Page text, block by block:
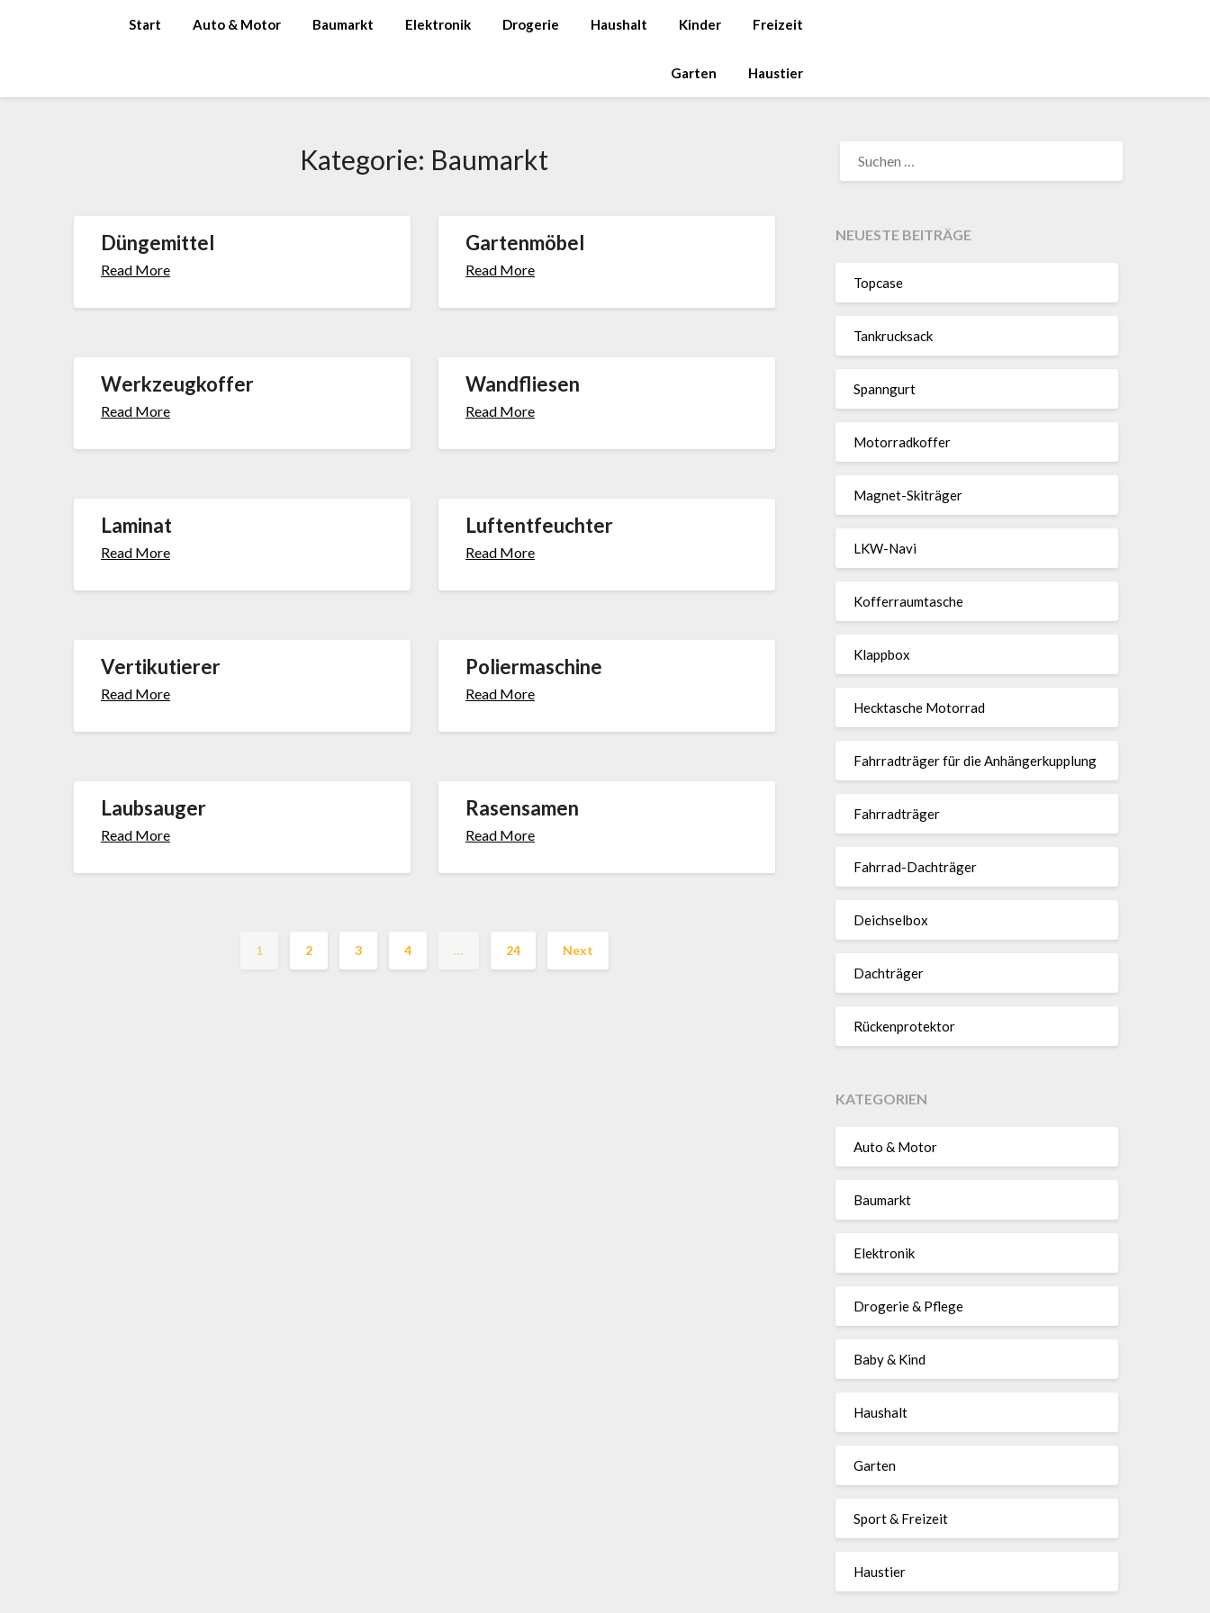
Start Auto & Motor Baumarkt Elektronik Drogerie Haushalt Kinder Freizeit
Garten Haustier
Kategorie: Baumarkt
Düngemittel
Read More
Gartenmöbel
Read More
Werkzeugkoffer
Read More
Wandfliesen
Read More
Laminat
Read More
Luftentfeuchter
Read More
Vertikutierer
Read More
Poliermaschine
Read More
Laubsauger
Read More
Rasensamen
Read More
1 2 3 4 … 24 Next
NACH:
NEUESTE BEITRÄGE
Topcase
Tan­kruck­sack
Spann­gurt
Motor­rad­koffer
Magnet-Ski­träger
LKW-Navi
Kof­fer­raum­ta­sche
Klappbox
Heck­ta­sche Motorrad
Fahr­rad­träger für die Anhän­ger­kup­p­lung
Fahr­rad­träger
Fahrrad-Dach­träger
Deich­selbox
Dach­träger
Rücken­pro­tektor
KATEGORIEN
Auto & Motor
Baumarkt
Elektronik
Drogerie & Pflege
Baby & Kind
Haushalt
Garten
Sport & Freizeit
Haustier